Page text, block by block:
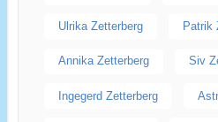
Ulrika Zetterberg Patrik
Annika Zetterberg Siv
Ingegerd Zetterberg